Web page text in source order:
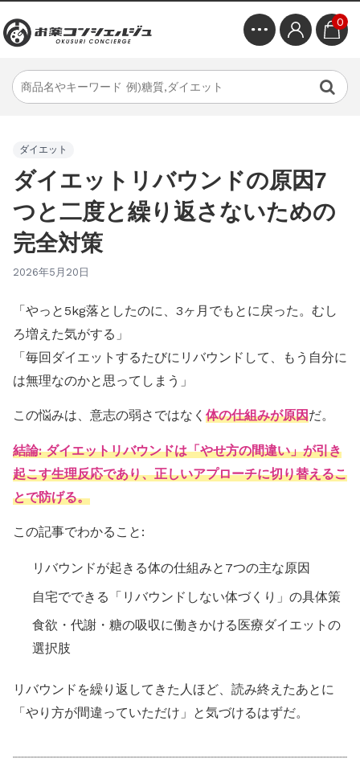
0
ダイエット
ダイエットリバウンドの原因7
つと二度と繰り返さないための
完全対策
2026年5月20日
「やっと5kg落としたのに、3ヶ月でもとに戻った。むし
ろ増えた気がする」
「毎回ダイエットするたびにリバウンドして、もう自分に
は無理なのかと思ってしまう」
この悩みは、意志の弱さではなく 体の仕組みが原因だ。
結論: ダイエットリバウンドは「やせ方の間違い」が引き
起こす生理反応であり、正しいアプローチに切り替えるこ
とで防げる。
この記事でわかること:
リバウンドが起きる体の仕組みと7つの主な原因
自宅でできる「リバウンドしない体づくり」の具体策
食欲・代謝・糖の吸収に働きかける医療ダイエットの
選択肢
リバウンドを繰り返してきた人ほど、読み終えたあとに
「やり方が間違っていただけ」と気づけるはずだ。